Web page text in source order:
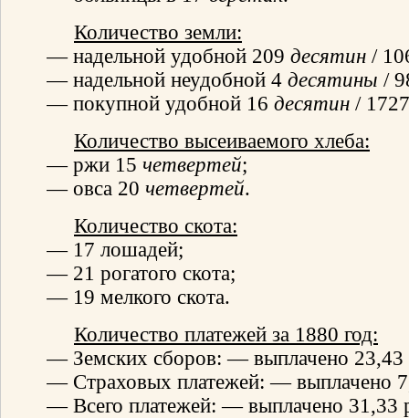
Количество земли:
— надельной удобной 209 десятин /
— надельной неудобной 4 десятины /
— покупной удобной 16 десятин /
Количество высеиваемого хлеба:
— ржи 15 четвертей;
— овса 20 четвертей.
Количество скота:
— 17 лошадей;
— 21 рогатого скота;
— 19 мелкого скота.
Количество платежей за 1880 год:
— Земских сборов: — выплачено 23,43
— Страховых платежей: — выплачено
— Всего платежей: — выплачено 31,33